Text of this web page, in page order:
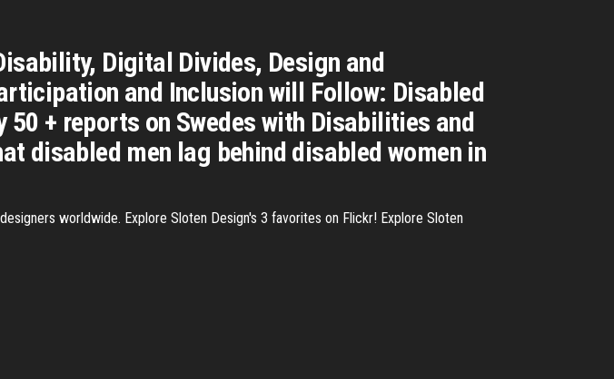
Digital Divides, Design and
and Inclusion will Follow: Disabled
+ reports on Swedes with Disabilities and
disabled men lag behind disabled women in
worldwide. Explore Sloten Design's 3 favorites on Flickr! Explore Sloten